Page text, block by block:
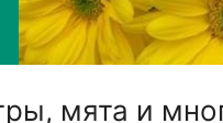
мята и